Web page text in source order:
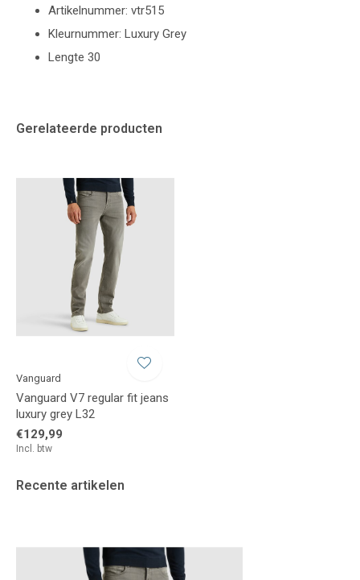
Artikelnummer: vtr515
Kleurnummer: Luxury Grey
Lengte 30
Gerelateerde producten
Vanguard
Vanguard V7 regular fit jeans
luxury grey L32
€129,99
Incl. btw
Recente artikelen